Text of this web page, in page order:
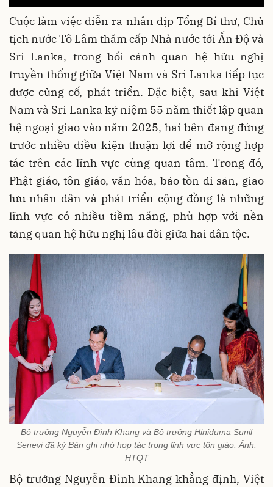
Cuộc làm việc diễn ra nhân dịp Tổng Bí thư, Chủ
tịch nước Tô Lâm thăm cấp Nhà nước tới Ấn Độ và
Sri Lanka, trong bối cảnh quan hệ hữu nghị
truyền thống giữa Việt Nam và Sri Lanka tiếp tục
được củng cố, phát triển. Đặc biệt, sau khi Việt
Nam và Sri Lanka kỷ niệm 55 năm thiết lập quan
hệ ngoại giao vào năm 2025, hai bên đang đứng
trước nhiều điều kiện thuận lợi để mở rộng hợp
tác trên các lĩnh vực cùng quan tâm. Trong đó,
Phật giáo, tôn giáo, văn hóa, bảo tồn di sản, giao
lưu nhân dân và phát triển cộng đồng là những
lĩnh vực có nhiều tiềm năng, phù hợp với nền
tảng quan hệ hữu nghị lâu đời giữa hai dân tộc.
Bộ trưởng Nguyễn Đình Khang và Bộ trưởng Hiniduma Sunil
Senevi đã ký Bản ghi nhớ hợp tác trong lĩnh vực tôn giáo. Ảnh:
HTQT
Bộ trưởng Nguyễn Đình Khang khẳng định, Việt